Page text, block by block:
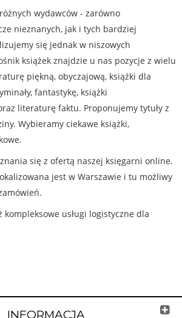
wydawców - zarówno
nieznanych, jak i tych bardziej
się jednak w niszowych
książek znajdzie u nas pozycje z wielu
piękną, obyczajową, książki dla
fantastykę, książki
literaturę faktu. Proponujemy tytuły z
Wybieramy ciekawe książki,
się z ofertą naszej księgarni online.
jest w Warszawie i tu możliwy
usługi logistyczne dla
INFORMACJA